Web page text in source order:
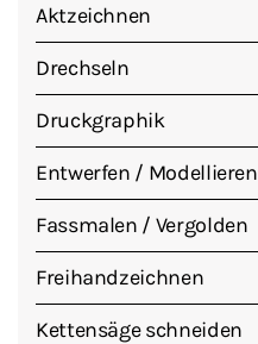
Aktzeichnen
Drechseln
Druckgraphik
Entwerfen / Modellieren
Fassmalen / Vergolden
Freihandzeichnen
Kettensäge schneiden